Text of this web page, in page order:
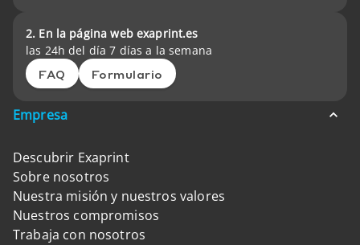
2. En la página web exaprint.es
las 24h del día 7 días a la semana
FAQ Formulario
Empresa
Descubrir Exaprint
Sobre nosotros
Nuestra misión y nuestros valores
Nuestros compromisos
Trabaja con nosotros